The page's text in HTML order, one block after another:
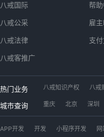
八戒国际
八戒公采
八戒法律
八戒客推广
帮
雇
支
热门业务 八戒知识产权 八戒
工位出租
八戒数字
广西猪八戒网
内蒙
安徽猪八戒网
浙江
城市查询 重庆 北京 深圳
APP开发 开发 小程序开发